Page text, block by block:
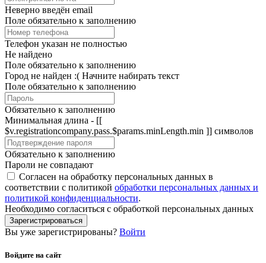
Неверно введён email
Поле обязательно к заполнению
Телефон указан не полностью
Не найдено
Поле обязательно к заполнению
Город не найден :( Начните набирать текст
Поле обязательно к заполнению
Обязательно к заполнению
Минимальная длина - [[
$v.registrationcompany.pass.$params.minLength.min ]] символов
Обязательно к заполнению
Пароли не совпадают
Согласен на обработку персональных данных в
соответствии с политикой обработки персональных данных и
политикой конфиденциальности.
Необходимо согласиться с обработкой персональных данных
Зарегистрироваться
Вы уже зарегистрированы? Войти
Войдите на сайт